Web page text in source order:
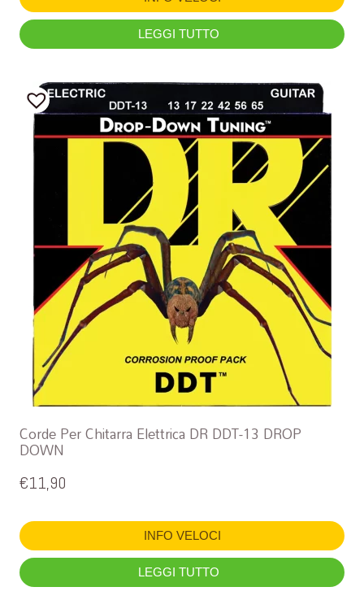
LEGGI TUTTO
Corde Per Chitarra Elettrica DR DDT-13 DROP
DOWN
€11,90
INFO VELOCI
LEGGI TUTTO